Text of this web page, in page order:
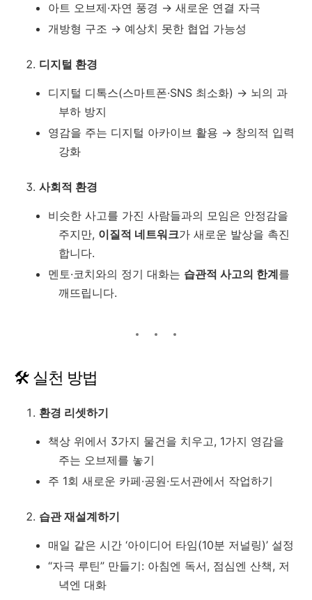
아트 오브제·자연 풍경 → 새로운 연결 자극
개방형 구조 → 예상치 못한 협업 가능성
디지털 환경
디지털 디톡스(스마트폰·SNS 최소화) → 뇌의 과
부하 방지
영감을 주는 디지털 아카이브 활용 → 창의적 입력
강화
사회적 환경
비슷한 사고를 가진 사람들과의 모임은 안정감을
주지만, 이질적 네트워크가 새로운 발상을 촉진
합니다.
멘토·코치와의 정기 대화는 습관적 사고의 한계를
깨뜨립니다.
🛠 실천 방법
환경 리셋하기
책상 위에서 3가지 물건을 치우고, 1가지 영감을
주는 오브제를 놓기
주 1회 새로운 카페·공원·도서관에서 작업하기
습관 재설계하기
매일 같은 시간 ‘아이디어 타임(10분 저널링)’ 설정
“자극 루틴” 만들기: 아침엔 독서, 점심엔 산책, 저
녁엔 대화